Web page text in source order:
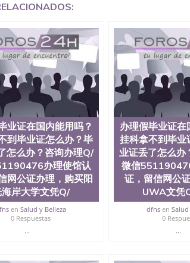
551190476 网上买文凭可靠吗QQ微信
有毕业证QQ微信551190476办理国外毕业证
办理国外文凭要交定金吗QQ微信
微信551190476学士学位证书查询机构QQ微
学历认证QQ微信551190476海外文凭认证办理
又译为“圣荷西州立大学”）成立于1857年
立大学之一。位于圣何塞市San Jose中心，
大学，它以极高的就业率，全美名列前茅的
被《福克斯》杂志评选为全美50强公立综合性
至今，这是一所在世界上享有学术地位、声
育质量的核心代表。其计算机系与会计系更
其所处地域的世界硅谷中心得到工作机会。
的实习机会。无论是加州大学系统(UC)，还
大学中的地理位置。 圣何塞州立大学座落于
科技中心。约有学生三万人，超过134种学
读。其有名的科系如计算机科学，电子工程学
而各种大学部和研究所的商学课程也吸引了
1、收集客户办理信息； 2、客户付定金下单
客户确认； 5、电子图确认好转成品部做成品
（国内顺丰，国外DHL）。 三、真实网上可查
业证在国内能用吗？
到毕业证怎么办？毕
怎么办？咨询办理Q/
办理使馆认
网公证办理，购买阳
岸大学文凭Q/
enSalud y Belleza
0 Respuestas
...
办理假毕业证在
挂科拿不到毕业
业证丢了怎么办
微信
证，留信网公
UWA文凭
dfnsen
0
...